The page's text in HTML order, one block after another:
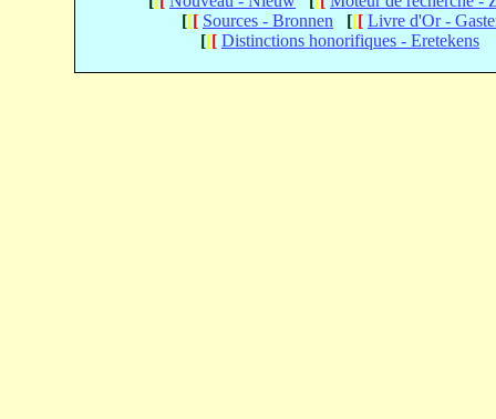
[[[ Sources - Bronnen [[[ Livre d'Or -
[[[ Distinctions honorifiques - Eretekens